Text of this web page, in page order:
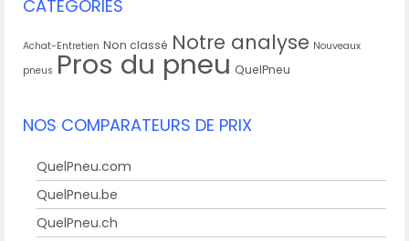
CATÉGORIES
Achat-Entretien Non classé Notre analyse Nouveaux
pneus Pros du pneu QuelPneu
NOS COMPARATEURS DE PRIX
QuelPneu.com
QuelPneu.be
QuelPneu.ch